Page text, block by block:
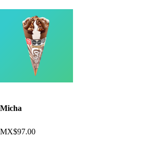
Micha
MX$97.00